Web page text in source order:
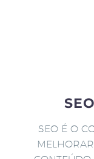
SEO É O